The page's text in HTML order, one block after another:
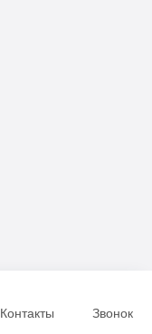
Контакты Звонок